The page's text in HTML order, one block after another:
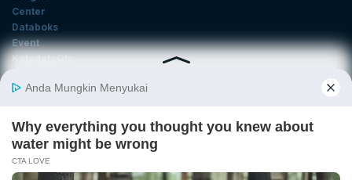
Center
Databoks
Event
KatadataOto
Email
Daftar